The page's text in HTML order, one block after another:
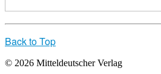
Back to Top
© 2026 Mitteldeutscher Verlag